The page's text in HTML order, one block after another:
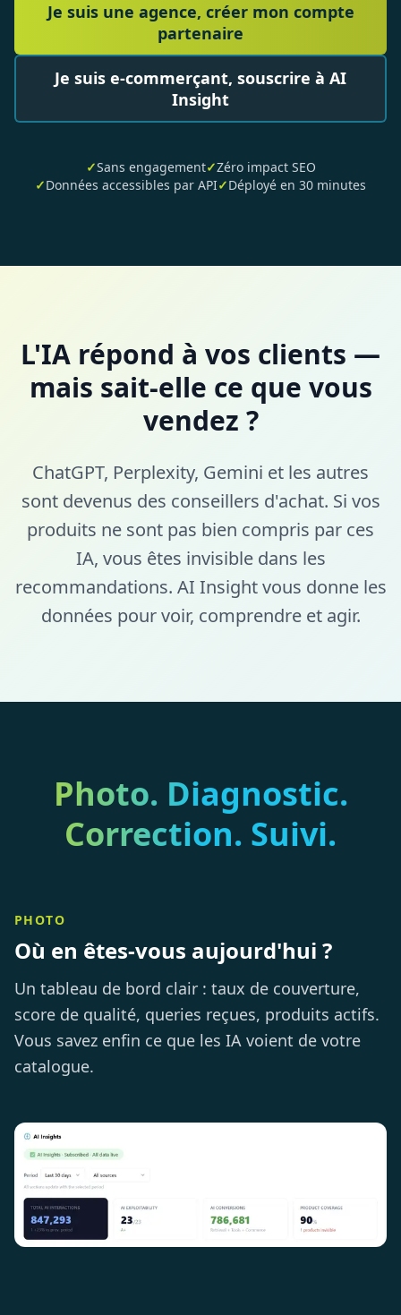
Je suis une agence, créer mon compte
partenaire
Je suis e-commerçant, souscrire à AI
Insight
✓Sans engagement✓Zéro impact SEO
✓Données accessibles par API✓Déployé en 30 minutes
L'IA répond à vos clients —
mais sait-elle ce que vous
vendez ?
ChatGPT, Perplexity, Gemini et les autres
sont devenus des conseillers d'achat. Si vos
produits ne sont pas bien compris par ces
IA, vous êtes invisible dans les
recommandations. AI Insight vous donne les
données pour voir, comprendre et agir.
Photo. Diagnostic.
Correction. Suivi.
PHOTO
Où en êtes-vous aujourd'hui ?
Un tableau de bord clair : taux de couverture,
score de qualité, queries reçues, produits actifs.
Vous savez enfin ce que les IA voient de votre
catalogue.